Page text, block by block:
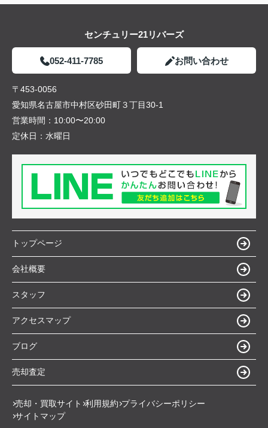
センチュリー21リバーズ
052-411-7785 お問い合わせ
〒453-0056
愛知県名古屋市中村区砂田町３丁目30-1
営業時間： 10:00〜20:00
定休日： 水曜日
トップページ
会社概要
スタッフ
アクセスマップ
ブログ
売却査定
売却・買取サイト 利用規約 プライバシーポリシー
サイトマップ